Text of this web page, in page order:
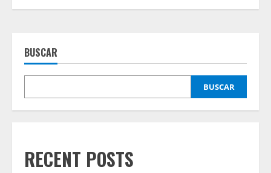
BUSCAR
BUSCAR
RECENT POSTS